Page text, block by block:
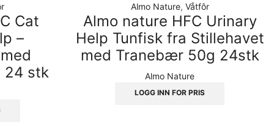
Cat
–
24 stk
Almo Nature, Våtfôr
Almo nature HFC Urinary
Help Tunfisk fra Stillehavet
med Tranebær 50g 24stk
Almo Nature
LOGG INN FOR PRIS